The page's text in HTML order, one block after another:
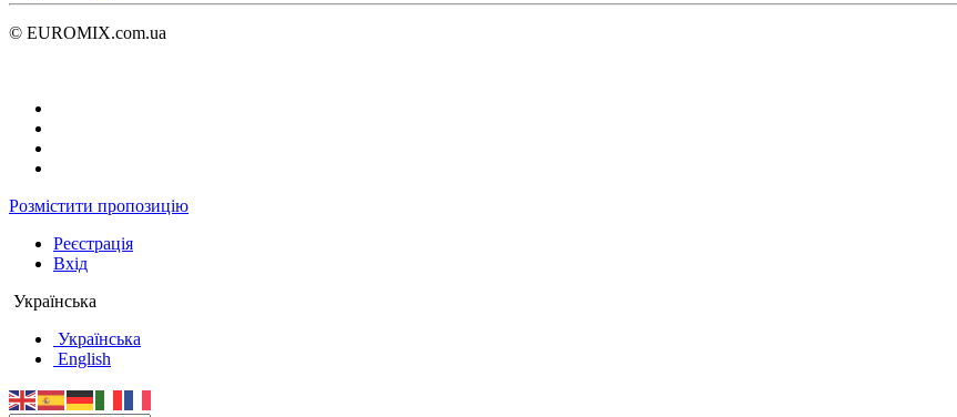
© EUROMIX.com.ua
Розмістити пропозицію
Реєстрація
Вхід
Українська
Українська
English